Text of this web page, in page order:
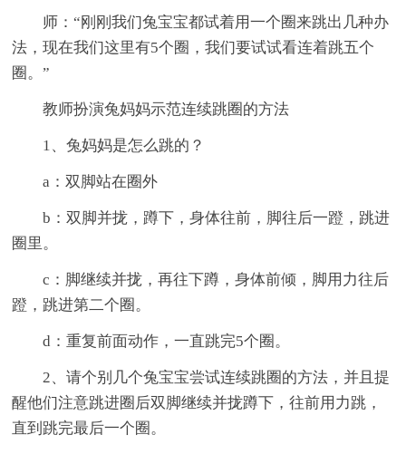
师：“刚刚我们兔宝宝都试着用一个圈来跳出几种办
法，现在我们这里有5个圈，我们要试试看连着跳五个
圈。”
教师扮演兔妈妈示范连续跳圈的方法
1、兔妈妈是怎么跳的？
a：双脚站在圈外
b：双脚并拢，蹲下，身体往前，脚往后一蹬，跳进
圈里。
c：脚继续并拢，再往下蹲，身体前倾，脚用力往后
蹬，跳进第二个圈。
d：重复前面动作，一直跳完5个圈。
2、请个别几个兔宝宝尝试连续跳圈的方法，并且提
醒他们注意跳进圈后双脚继续并拢蹲下，往前用力跳，
直到跳完最后一个圈。